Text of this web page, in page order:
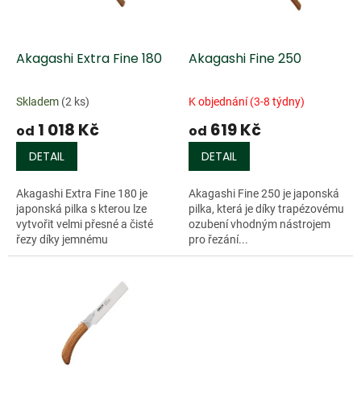
dAkagashi Extra Fine 180
Skladem (2 ks)
od 1 018 Kč
DETAIL
Akagashi Extra Fine 180 je
japonská pilka s kterou lze
vytvořit velmi přesné a čisté
řezy díky jemnému
trapézovému...
Akagashi Fine 250
K objednání (3-8 týdny)
od 619 Kč
DETAIL
Akagashi Fine 250 je japonská
pilka, která je díky trapézovému
ozubení vhodným nástrojem
pro řezání...